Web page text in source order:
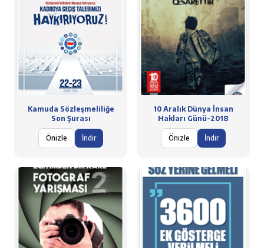
Kamuda Sözleşmeliliğe
Son Şurası
Önizle İndir
10 Aralık Dünya İnsan
Hakları Günü-2018
Önizle İndir